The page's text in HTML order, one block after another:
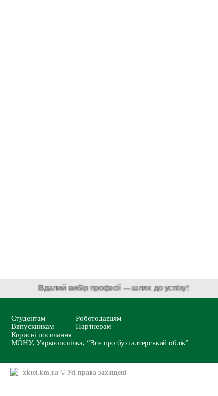
Вдалий вибір професії — шлях до успіху!
Студентам
Випускникам
Роботодавцям
Партнерам
Корисні посилання
МОНУ, Укркоопспілка, “Все про бухгалтерський облік”
xktei.km.ua © Усі права захищені